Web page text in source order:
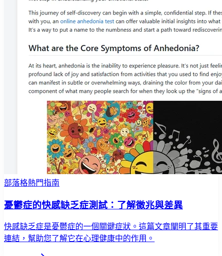
部落格熱門指南
憂鬱症的快感缺乏症測試：了解徵兆與差異
快感缺乏症是憂鬱症的一個關鍵症狀。這篇文章闡明了其重要
連結，幫助您了解它在心理健康中的作用。